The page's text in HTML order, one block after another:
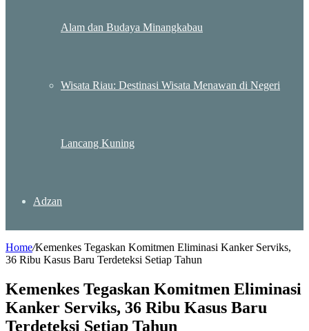
Alam dan Budaya Minangkabau
Wisata Riau: Destinasi Wisata Menawan di Negeri
Lancang Kuning
Adzan
Home/Kemenkes Tegaskan Komitmen Eliminasi Kanker Serviks,
36 Ribu Kasus Baru Terdeteksi Setiap Tahun
Kemenkes Tegaskan Komitmen Eliminasi
Kanker Serviks, 36 Ribu Kasus Baru
Terdeteksi Setiap Tahun